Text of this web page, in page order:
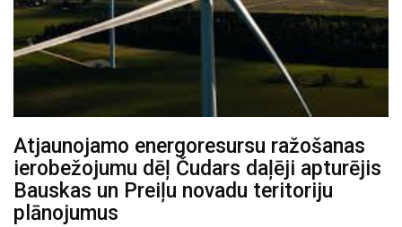
Atjaunojamo energoresursu ražošanas
ierobežojumu dēļ Čudars daļēji apturējis
Bauskas un Preiļu novadu teritoriju
plānojumus